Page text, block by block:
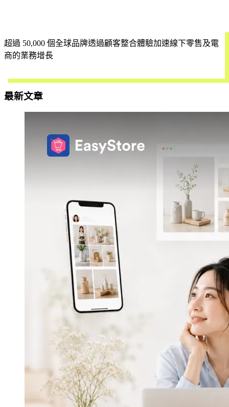
超過 50,000 個全球品牌透過顧客整合體驗加速線下零售及電
商的業務增長
最新文章